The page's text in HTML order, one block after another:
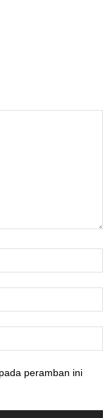
peramban ini